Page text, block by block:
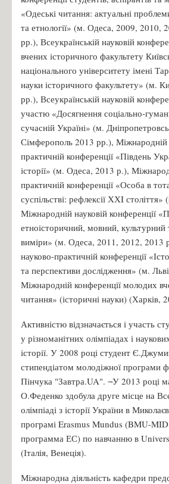
«Одеські читання: актуальні
та етнології» (м. Одеса, 2009, 2010,
рр.), Всеукраїнській науковій
вчених історичного факультету
національного університету імені
науки історичного факультету» (м.
рр.), Всеукраїнській науковій
участю «Досягнення соціально-
сучасній Україні» (м.
Сімферополь 2013 рр.), Міжнародній
практичній конференції «Південь
історії» (м. Одеса, 2013 р.),
практичній конференції «Особа в
суспільстві: рефлексії ХХI
Міжнародній науковій конференції
етноісторичний, мовний, культурний
виміри» (м. Одеса, 2011, 2012, 2013
науково-практичній конференції
та перспективи дослідження» (м.
Міжнародній конференції молодих
читання» (історичні науки) (Харків,
Активністю відзначається і участь
у різноманітних олімпіадах і
історії. У 2008 році студент
стипендіатом молодіжної програми
Пінчука "Завтра.UA". ¬У 2013 році
О.Феденко здобула друге місце на
олімпіаді з історії України в
програмі Erasmus Mundus (BMU-MID
программа ЕС) по навчанню в
(Італія, Венеція).
Міжнародна діяльність кафедри